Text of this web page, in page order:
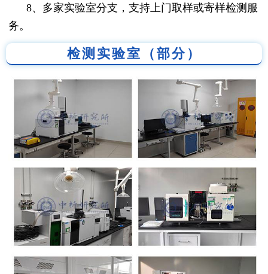
8、多家实验室分支，支持上门取样或寄样检测服
务。
检测实验室（部分）